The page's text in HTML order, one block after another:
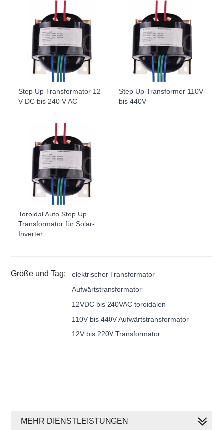
Step Up Transformator 12
V DC bis 240 V AC
Step Up Transformer 110V
bis 440V
Toroidal Auto Step Up
Transformator für Solar-
Inverter
Größe und Tag:
elektrischer Transformator
Aufwärtstransformator
12VDC bis 240VAC toroidalen
110V bis 440V Aufwärtstransformator
12V bis 220V Transformator
MEHR DIENSTLEISTUNGEN